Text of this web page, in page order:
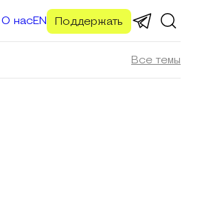
О насEN Поддержать
Все темы